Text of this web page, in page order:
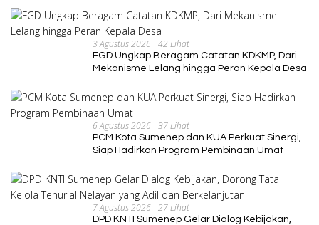
3 Agustus 2026 42 Lihat
FGD Ungkap Beragam Catatan KDKMP, Dari
Mekanisme Lelang hingga Peran Kepala Desa
6 Agustus 2026 37 Lihat
PCM Kota Sumenep dan KUA Perkuat Sinergi,
Siap Hadirkan Program Pembinaan Umat
7 Agustus 2026 27 Lihat
DPD KNTI Sumenep Gelar Dialog Kebijakan,